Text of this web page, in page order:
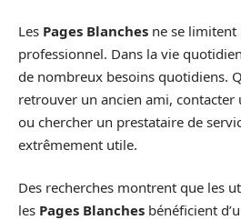
Les Pages Blanches ne se limitent
professionnel. Dans la vie
de nombreux besoins quotidiens.
retrouver un ancien ami, contacter
ou chercher un prestataire de
extrêmement utile.
Des recherches montrent que les
les Pages Blanches bénéficient